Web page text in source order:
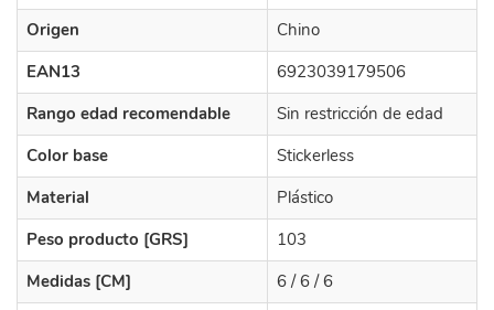
Origen
Chino
EAN13
6923039179506
Rango edad recomendable
Sin restricción de edad
Color base
Stickerless
Material
Plástico
Peso producto [GRS]
103
Medidas [CM]
6 / 6 / 6